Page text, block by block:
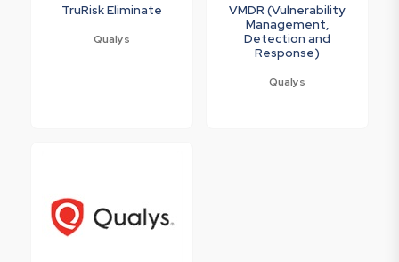
TruRisk Eliminate
Qualys
VMDR (Vulnerability
Management,
Detection and
Response)
Qualys